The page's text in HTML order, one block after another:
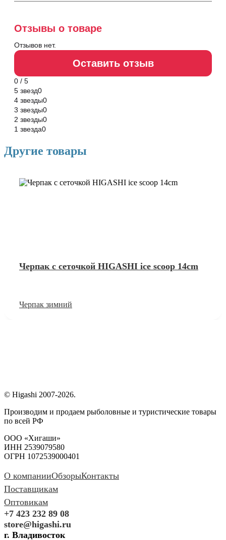
Отзывы о товаре
Отзывов нет.
Оставить отзыв
0 / 5
5 звезд0
4 звезды0
3 звезды0
2 звезды0
1 звезда0
Другие товары
Черпак с сеточкой HIGASHI ice scoop 14cm
Черпак зимний
© Higashi 2007-2026.
Производим и продаем рыболовные и туристические товары
по всей РФ
ООО «Хигаши»
ИНН 2539079580
ОГРН 1072539000401
О компанииОбзорыКонтакты
Поставщикам
Оптовикам
+7 423 232 89 08
store@higashi.ru
г. Владивосток